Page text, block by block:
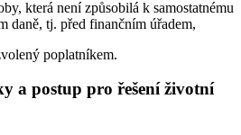
která není způsobilá k samostatnému
daně, tj. před finančním úřadem,
poplatníkem.
a postup pro řešení životní